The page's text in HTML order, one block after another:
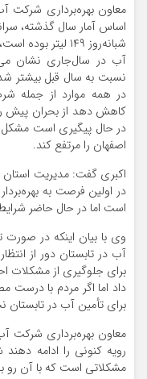
معاون بهره‌برداری شرکت
اساس آمار سال گذشته،
نسبت به سال قبل بیشتر
کاهش دهد از بحران پیش
در حال پیگیری است
اصفهان را مرتفع کند.
اکبری گفت: مدیریت
در اولین فرصت به
است اما در حال حاضر
وی با بیان اینکه در
آب در تابستان دور از
برای جلوگیری از مشکلات
داد اما اگر مردم با
برای تأمین آب در
معاون بهره‌برداری شرکت
رویه کنونی را ادامه
مشکلاتی است که با آن رو